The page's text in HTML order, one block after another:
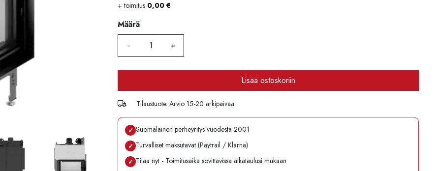
+ toimitus 0,00 €
Määrä
Määrä
Lisää ostoskoriin
Tilaustuote. Arvio 15-20 arkipäivää.
✓ Suomalainen perheyritys vuodesta 2001
✓ Turvalliset maksutavat (Paytrail / Klarna)
✓ Tilaa nyt - Toimitusaika sovittavissa aikataulusi mukaan